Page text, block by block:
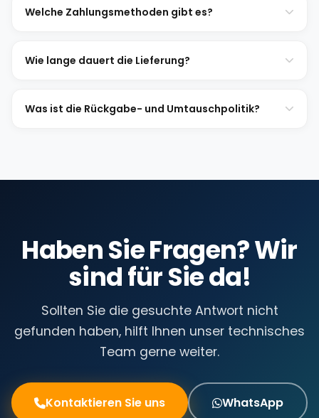
Welche Zahlungsmethoden gibt es?
Wie lange dauert die Lieferung?
Was ist die Rückgabe- und Umtauschpolitik?
Haben Sie Fragen? Wir
sind für Sie da!
Sollten Sie die gesuchte Antwort nicht
gefunden haben, hilft Ihnen unser technisches
Team gerne weiter.
Kontaktieren Sie uns WhatsApp